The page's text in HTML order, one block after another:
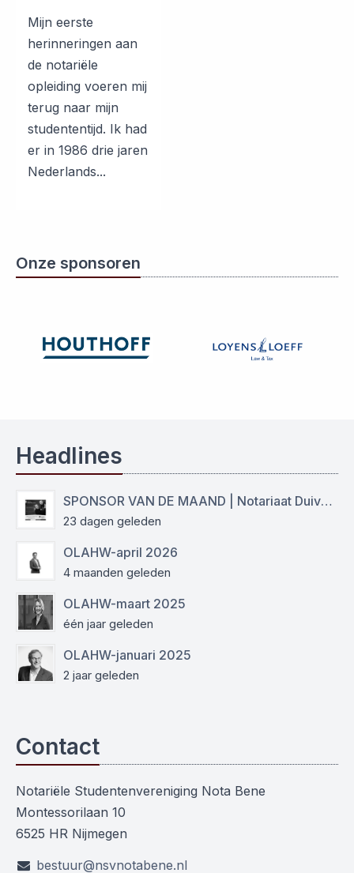
Mijn eerste
herinneringen aan
de notariële
opleiding voeren mij
terug naar mijn
studententijd. Ik had
er in 1986 drie jaren
Nederlands...
Onze sponsoren
Headlines
SPONSOR VAN DE MAAND | Notariaat Duiven Westervoort
23 dagen geleden
OLAHW-april 2026
4 maanden geleden
OLAHW-maart 2025
één jaar geleden
OLAHW-januari 2025
2 jaar geleden
Contact
Notariële Studentenvereniging Nota Bene
Montessorilaan 10
6525 HR Nijmegen
bestuur@nsvnotabene.nl